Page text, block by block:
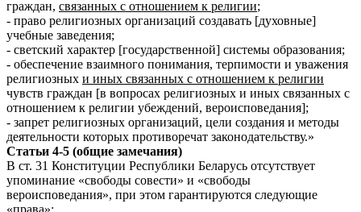
граждан, связанных с отношением к религии;
- право религиозных организаций создавать [духовные]
учебные заведения;
- светский характер [государственной] системы образования;
- обеспечение взаимного понимания, терпимости и уважения
религиозных и иных связанных с отношением к религии
чувств граждан [в вопросах религиозных и иных связанных с
отношением к религии убеждений, вероисповедания];
- запрет религиозных организаций, цели создания и методы
деятельности которых противоречат законодательству.»
Статьи 4-5 (общие замечания)
В ст. 31 Конституции Республики Беларусь отсутствует
упоминание «свободы совести» и «свободы
вероисповедания», при этом гарантируются следующие
«права»: